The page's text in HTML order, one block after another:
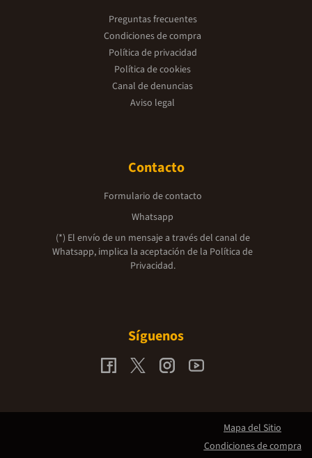
Preguntas frecuentes
Condiciones de compra
Política de privacidad
Política de cookies
Canal de denuncias
Aviso legal
Contacto
Formulario de contacto
Whatsapp
(*) El envío de un mensaje a través del canal de
Whatsapp, implica la aceptación de la Política de
Privacidad.
Síguenos
Mapa del Sitio
Condiciones de compra